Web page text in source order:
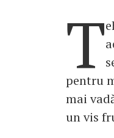
T
pentru
mai
un vis